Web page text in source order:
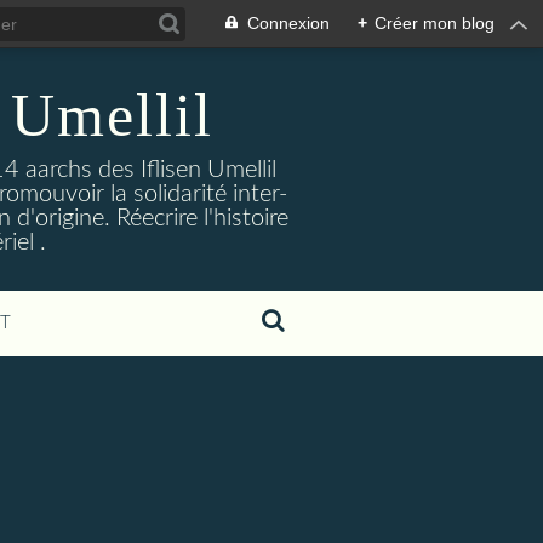
Connexion + Créer mon blog
Umellil
aarchs des Iflisen Umellil
la solidarité inter-
d'origine. Réecrire l'histoire
.